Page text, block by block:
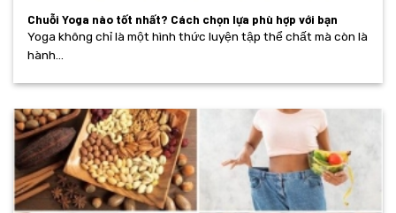
Chuỗi Yoga nào tốt nhất? Cách chọn lựa phù hợp với bạn
Yoga không chỉ là một hình thức luyện tập thể chất mà còn là
hành...